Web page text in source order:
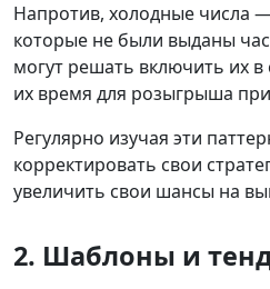
Напротив, холодные числа
которые не были выданы
могут решать включить их
их время для розыгрыша
Регулярно изучая эти
корректировать свои
увеличить свои шансы на
2. Шаблоны и